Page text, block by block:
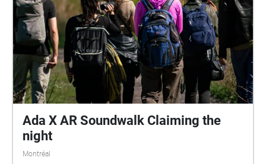
to rediscover the town through their ears. With a free
app to download, a geolocated interactive map
automatically triggers field recordings, testimonies,
archives and original electroacoustic works along
the way, from the downtown park to Emmanuel
Church, by way of the Bruck Museum, the James
Street Bridge and Nelson Park. Conceived as a
sensitive mapping of the town, the walk reveals the
voices, atmospheres and sonic memories that shape
Cowansville's identity, weaving a link between its
living heritage and contemporary sound art
Ada X AR Soundwalk Claiming the
night
Montréal